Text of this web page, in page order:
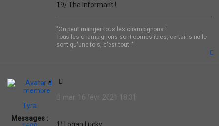
19/ The Informant !
"On peut manger tous les champignons !
Tous les champignons sont comestibles, certains ne le
sont qu'une fois, c'est tout !"
Tyra
Messages :
t
t
mar. 16 févr. 2021 18:31
1) Logan Lucky